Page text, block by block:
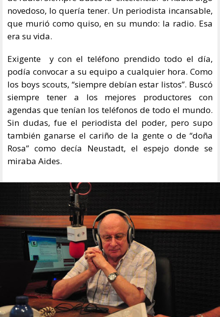
novedoso, lo quería tener. Un periodista incansable,
que murió como quiso, en su mundo: la radio. Esa
era su vida.
Exigente y con el teléfono prendido todo el día,
podía convocar a su equipo a cualquier hora. Como
los boys scouts, “siempre debían estar listos”. Buscó
siempre tener a los mejores productores con
agendas que tenían los teléfonos de todo el mundo.
Sin dudas, fue el periodista del poder, pero supo
también ganarse el cariño de la gente o de “doña
Rosa” como decía Neustadt, el espejo donde se
miraba Aides.